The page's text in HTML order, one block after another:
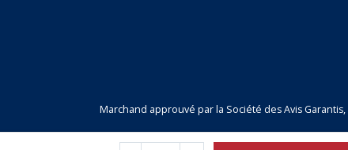
Marchand approuvé par la Société des Avis Garantis,